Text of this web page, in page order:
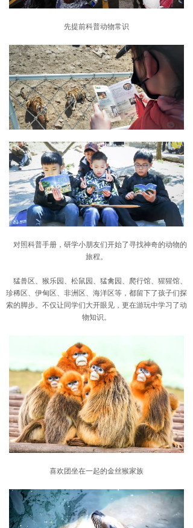
先提前科普动物常识
对照科普手册，研学小朋友们开始了寻找神奇的动物的
旅程。
猛兽区、猴乐园、松鼠园、猛禽园、爬行馆、猩猩馆、
珍稀区、伊甸区、非洲区、海洋区等，都留下了孩子们探
索的脚步。不仅让同学们大开眼见，更在游玩中学习了动
物知识。
喜欢团坐在一起的金丝猴家族